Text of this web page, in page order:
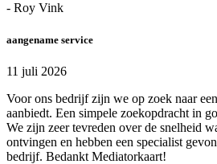
- Roy Vink
aangename service
11 juli 2026
Voor ons bedrijf zijn we op zoek naar
aanbiedt. Een simpele zoekopdracht in
We zijn zeer tevreden over de snelheid
ontvingen en hebben een specialist
bedrijf. Bedankt Mediatorkaart!